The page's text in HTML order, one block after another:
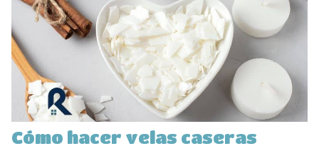
Cómo hacer velas caseras